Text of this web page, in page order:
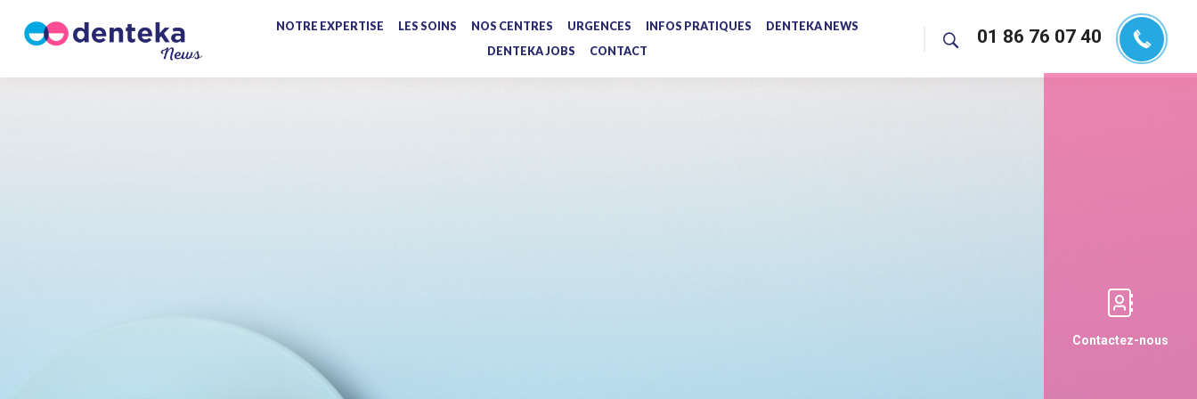
NOTRE EXPERTISE LES SOINS NOS CENTRES URGENCES INFOS PRATIQUES
DENTEKA NEWS
DENTEKA JOBS
CONTACT
01 86 76 07 40
Contactez-nous